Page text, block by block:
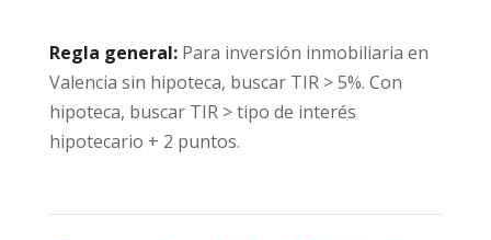
Regla general:Para inversión inmobiliaria en
Valencia sin hipoteca, buscar TIR > 5%. Con
hipoteca, buscar TIR > tipo de interés
hipotecario + 2 puntos.